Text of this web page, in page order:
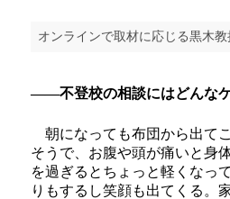
オンラインで取材に応じる黒木教
――不登校の相談にはどんな
朝になっても布団から出て
そうで、お腹や頭が痛いと身
を過ぎるとちょっと軽くなっ
りもするし笑顔も出てくる。